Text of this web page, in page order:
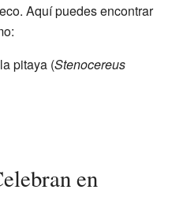
Aquí puedes encontrar
pitaya (Stenocereus
en